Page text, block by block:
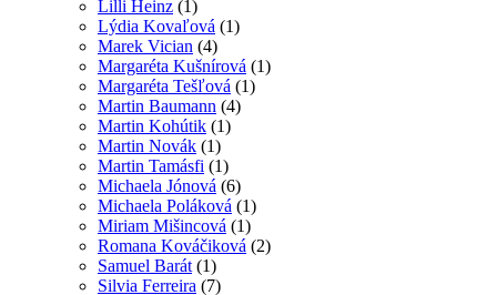
Lilli Heinz (1)
Lýdia Kovaľová (1)
Marek Vician (4)
Margaréta Kušnírová (1)
Margaréta Tešľová (1)
Martin Baumann (4)
Martin Kohútik (1)
Martin Novák (1)
Martin Tamásfi (1)
Michaela Jónová (6)
Michaela Poláková (1)
Miriam Mišincová (1)
Romana Kováčiková (2)
Samuel Barát (1)
Silvia Ferreira (7)